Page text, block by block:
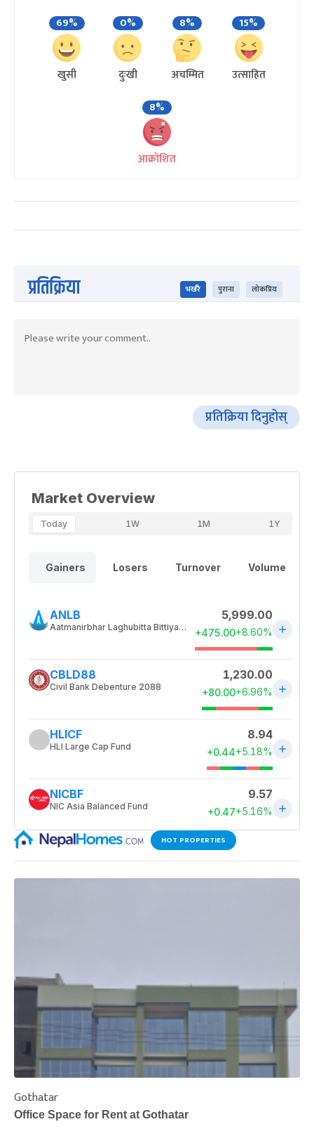
69%
खुसी
0%
दुःखी
8%
अचम्मित
15%
उत्साहित
8%
आक्रोशित
प्रतिक्रिया भर्खरै पुराना लोकप्रिय
प्रतिक्रिया दिनुहोस्
HOT PROPERTIES
Gothatar
Office Space for Rent at Gothatar